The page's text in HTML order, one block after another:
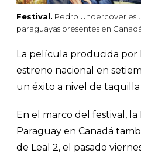
Festival. Pedro Undercover es
paraguayas presentes en
La película producida por
estreno nacional en
un éxito a nivel de taquilla
En el marco del festival, la
Paraguay en Canadá
de Leal 2, el pasado